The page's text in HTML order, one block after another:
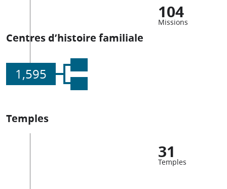
104
Missions
Centres d’histoire familiale
1,595
Temples
31
Temples